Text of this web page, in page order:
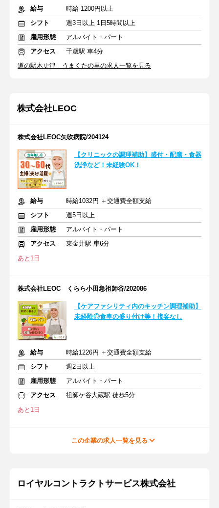
給与
時給 1200円以上
シフト
週3日以上 1日5時間以上
雇用形態
アルバイト・パート
アクセス
千歳駅 車4分
道の駅木更津 うまくたの里の求人一覧を見る
株式会社LEOC
株式会社LEOC矢吹病院/204124
【クリニックの調理補助】盛付・配膳・食器
洗浄など！未経験OK！
給与
時給1032円 ＋交通費全額支給
シフト
週5日以上
雇用形態
アルバイト・パート
アクセス
東金井駅 車6分
あと1日
株式会社LEOC くらら小田急祖師谷/202086
【ケアファシリティ内のキッチン調理補助】
未経験◎食事の盛り付け等！接客なし
給与
時給1226円 ＋交通費全額支給
シフト
週2日以上
雇用形態
アルバイト・パート
アクセス
祖師ケ谷大蔵駅 徒歩5分
あと1日
この企業の求人一覧を見る
ロイヤルコントラクトサービス株式会社